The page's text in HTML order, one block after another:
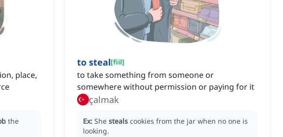
place,
the
to steal[fiil]
to take something from someone or
somewhere without permission or paying for it
çalmak
Ex: She steals cookies from the jar when no one is
looking.